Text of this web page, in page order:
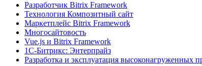
Разработчик Bitrix Framework
Технология Композитный сайт
Маркетплейс Bitrix Framework
Многосайтовость
Vue.js и Bitrix Framework
1С-Битрикс: Энтерпрайз
Разработка и эксплуатация высоконагруженных